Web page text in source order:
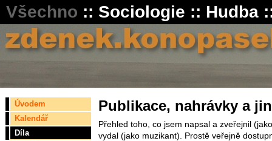
Všechno :: Sociologie :: Hudba
Úvodem
Kalendář
Díla
Publikace, nahrávky a
Přehled toho, co jsem napsal a zveřejnil
vydal (jako muzikant). Prostě veřejně